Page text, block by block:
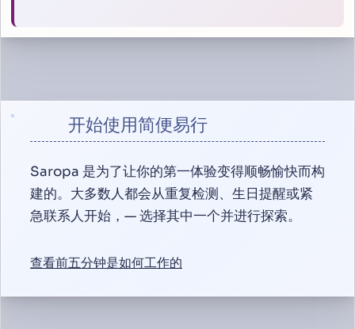
开始使用简便易行
Saropa 是为了让你的第一体验变得顺畅愉快而构
建的。大多数人都会从重复检测、生日提醒或紧
急联系人开始，— 选择其中一个并进行探索。
查看前五分钟是如何工作的